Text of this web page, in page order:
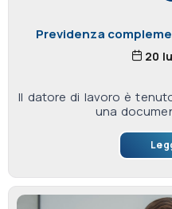
Previdenza
20
Il datore di lavoro è
una